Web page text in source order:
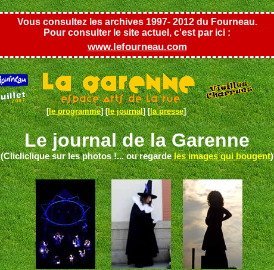
Vous consultez les archives 1997- 2012 du Fourneau.
Pour consulter le site actuel, c'est par ici :
www.lefourneau.com
[le programme] [le journal] [la presse]
Le journal de la Garenne
(Clicliclique sur les photos !... ou regardeles images qui bougent)